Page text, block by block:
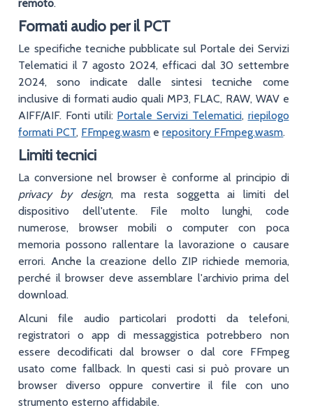
remoto.
Formati audio per il PCT
Le specifiche tecniche pubblicate sul Portale dei Servizi
Telematici il 7 agosto 2024, efficaci dal 30 settembre
2024, sono indicate dalle sintesi tecniche come
inclusive di formati audio quali MP3, FLAC, RAW, WAV e
AIFF/AIF. Fonti utili: Portale Servizi Telematici, riepilogo
formati PCT, FFmpeg.wasm erepository FFmpeg.wasm.
Limiti tecnici
La conversione nel browser è conforme al principio di
privacy by design, ma resta soggetta ai limiti del
dispositivo dell'utente. File molto lunghi, code
numerose, browser mobili o computer con poca
memoria possono rallentare la lavorazione o causare
errori. Anche la creazione dello ZIP richiede memoria,
perché il browser deve assemblare l'archivio prima del
download.
Alcuni file audio particolari prodotti da telefoni,
registratori o app di messaggistica potrebbero non
essere decodificati dal browser o dal core FFmpeg
usato come fallback. In questi casi si può provare un
browser diverso oppure convertire il file con uno
strumento esterno affidabile.